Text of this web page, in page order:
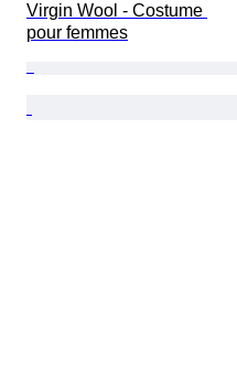
Virgin Wool - Costume
pour femmes